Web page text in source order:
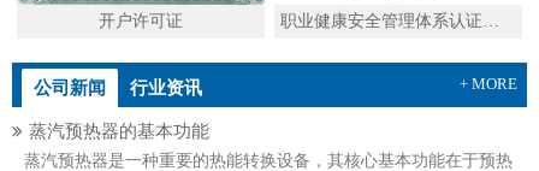
开户许可证
公司新闻 行业资讯 + MORE
蒸汽预热器的基本功能
蒸汽预热器是一种重要的热能转换设备，其核心基本功能在于预热